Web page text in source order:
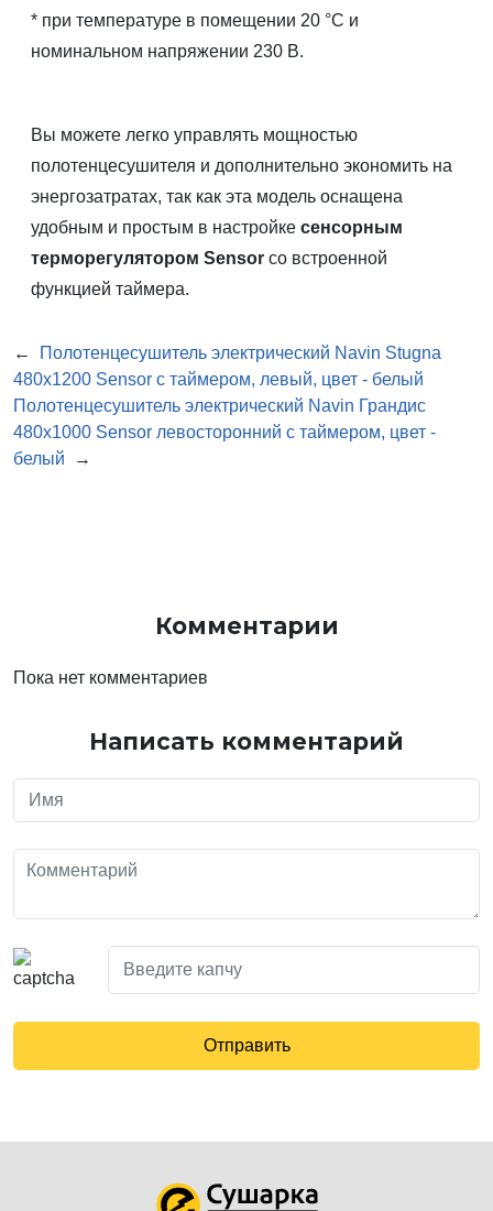
* при температуре в помещении 20 °С и
номинальном напряжении 230 В.
Вы можете легко управлять мощностью
полотенцесушителя и дополнительно экономить на
энергозатратах, так как эта модель оснащена
удобным и простым в настройке сенсорным
терморегулятором Sensor со встроенной
функцией таймера.
←
Полотенцесушитель электрический Navin Stugna
480х1200 Sensor с таймером, левый, цвет - белый
Полотенцесушитель электрический Navin Грандис
480х1000 Sensor левосторонний с таймером, цвет -
белый
→
Комментарии
Пока нет комментариев
Написать комментарий